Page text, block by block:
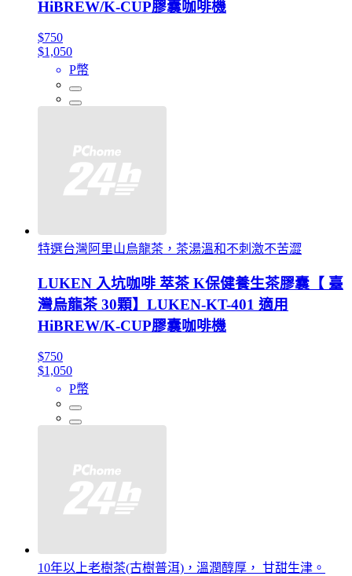
HiBREW/K-CUP膠囊咖啡機
$750
$1,050
P幣
特選台灣阿里山烏龍茶，茶湯溫和不刺激不苦澀
LUKEN 入坑咖啡 萃茶 K保健養生茶膠囊【 臺
灣烏龍茶 30顆】LUKEN-KT-401 適用
HiBREW/K-CUP膠囊咖啡機
$750
$1,050
P幣
10年以上老樹茶(古樹普洱)，溫潤醇厚， 甘甜生津。